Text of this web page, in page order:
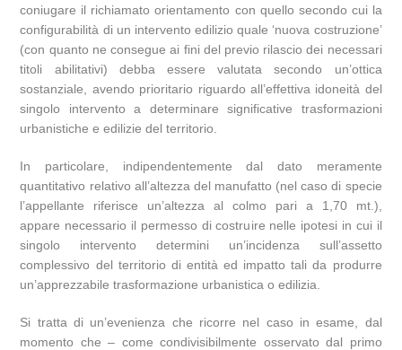
coniugare il richiamato orientamento con quello secondo cui la
configurabilità di un intervento edilizio quale ‘nuova costruzione’
(con quanto ne consegue ai fini del previo rilascio dei necessari
titoli abilitativi) debba essere valutata secondo un’ottica
sostanziale, avendo prioritario riguardo all’effettiva idoneità del
singolo intervento a determinare significative trasformazioni
urbanistiche e edilizie del territorio.
In particolare, indipendentemente dal dato meramente
quantitativo relativo all’altezza del manufatto (nel caso di specie
l’appellante riferisce un’altezza al colmo pari a 1,70 mt.),
appare necessario il permesso di costruire nelle ipotesi in cui il
singolo intervento determini un’incidenza sull’assetto
complessivo del territorio di entità ed impatto tali da produrre
un’apprezzabile trasformazione urbanistica o edilizia.
Si tratta di un’evenienza che ricorre nel caso in esame, dal
momento che – come condivisibilmente osservato dal primo